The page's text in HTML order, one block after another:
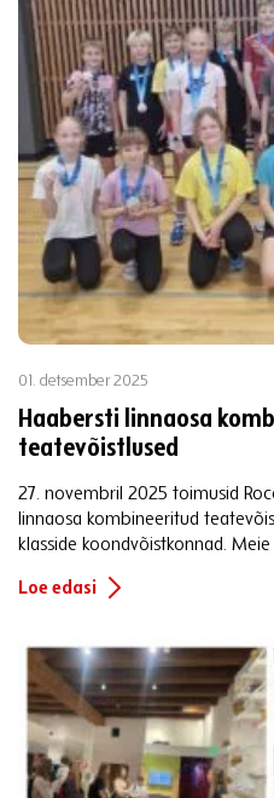
01. detsember 2025
Haabersti linnaosa
teatevõistlused
27. novembril 2025 toimusid
linnaosa kombineeritud
klasside koondvõistkonnad.
Loe edasi